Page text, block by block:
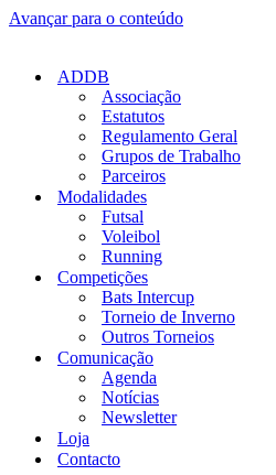
Avançar para o conteúdo
ADDB
Associação
Estatutos
Regulamento Geral
Grupos de Trabalho
Parceiros
Modalidades
Futsal
Voleibol
Running
Competições
Bats Intercup
Torneio de Inverno
Outros Torneios
Comunicação
Agenda
Notícias
Newsletter
Loja
Contacto